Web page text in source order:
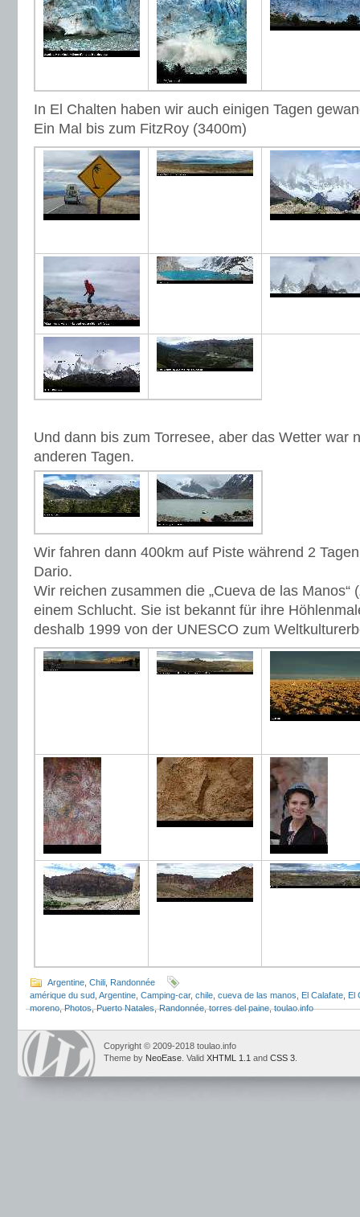
In El Chalten haben wir auch einigen Tagen
Ein Mal bis zum FitzRoy (3400m)
Und dann bis zum Torresee, aber das Wetter war
anderen Tagen.
Wir fahren dann 400km auf Piste während 2
Dario.
Wir reichen zusammen die „Cueva de las Manos“
einem Schlucht. Sie ist bekannt für ihre
deshalb 1999 von der UNESCO zum
Argentine Chili Randonnée
amérique du sud Argentine Camping-car, chile cueva de las manos El Calafate El
moreno,Photos,Puerto Natales,Randonnée,torres del paine,toulao.info
Copyright © 2009-2018 toulao.info
Theme by NeoEase . Valid XHTML 1.1 and CSS 3